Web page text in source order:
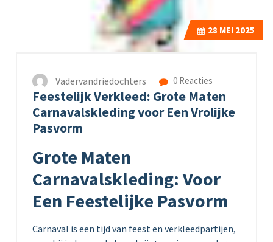
28 MEI 2025
Vadervandriedochters 0 Reacties
Feestelijk Verkleed: Grote Maten
Carnavalskleding voor Een Vrolijke
Pasvorm
Grote Maten
Carnavalskleding: Voor
Een Feestelijke Pasvorm
Carnaval is een tijd van feest en verkleedpartijen,